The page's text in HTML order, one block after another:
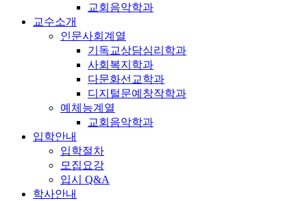
교회음악학과
교수소개
인문사회계열
기독교상담심리학과
사회복지학과
다문화선교학과
디지털문예창작학과
예체능계열
교회음악학과
입학안내
입학절차
모집요강
입시 Q&A
학사안내